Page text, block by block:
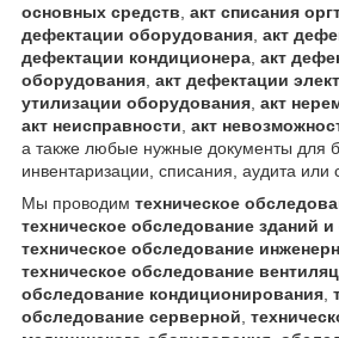
основных средств акт списания
дефектации оборудования акт
дефектации кондиционера акт
оборудования акт дефектации
утилизации оборудования акт
акт неисправности акт
а также любые нужные документы для
инвентаризации, списания, аудита или
Мы проводим техническое
техническое обследование зданий
техническое обследование
техническое обследование
обследование кондиционирования
обследование серверной